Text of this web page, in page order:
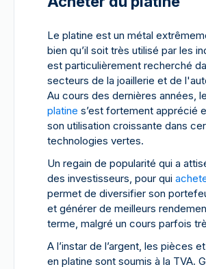
Le platine est un métal
bien qu’il soit très utilisé par les
est particulièrement recherché
secteurs de la joaillerie et de
Au cours des dernières années, le
platine s’est fortement apprécié
son utilisation croissante dans
technologies vertes.
Un regain de popularité qui a
des investisseurs, pour qui
permet de diversifier son
et générer de meilleurs
terme, malgré un cours parfois
A l’instar de l’argent, les pièces
en platine sont soumis à la TVA.